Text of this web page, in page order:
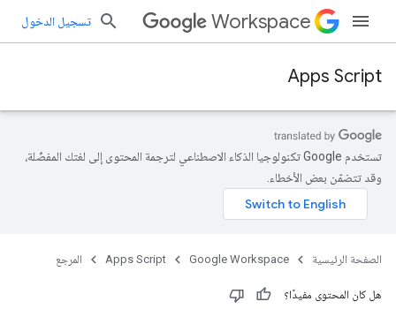
Workspace تسجيل الدخول
Apps Script
تستخدم Google تكنولوجيا الذكاء الاصطناعي لترجمة المحتوى إلى لغتك المفضّلة،
وقد تتضمّن بعض الأخطاء.
الصفحة الرئيسية Google Workspace
Apps Script المرجع
هل كان المحتوى مفيدًا؟